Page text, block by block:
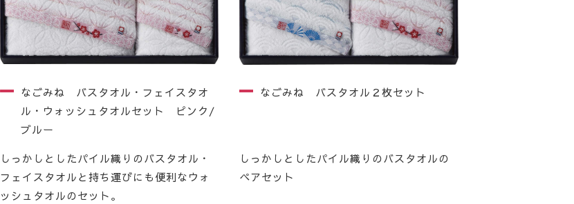
なごみね バスタオル・フェイスタオ
ル・ウォッシュタオルセット ピンク/
ブルー
しっかしとしたパイル織りのバスタオル・
フェイスタオルと持ち運びにも便利なウォ
ッシュタオルのセット。
なごみね バスタオル２枚セット
しっかしとしたパイル織りのバスタオルの
ペアセット